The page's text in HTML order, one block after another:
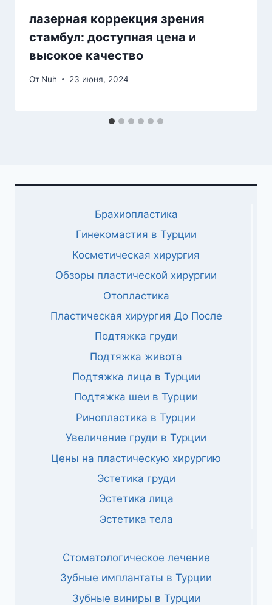
лазерная коррекция зрения
стамбул: доступная цена и
высокое качество
От Nuh 23 июня, 2024
Брахиопластика
Гинекомастия в Турции
Косметическая хирургия
Обзоры пластической хирургии
Отопластика
Пластическая хирургия До После
Подтяжка груди
Подтяжка живота
Подтяжка лица в Турции
Подтяжка шеи в Турции
Ринопластика в Турции
Увеличение груди в Турции
Цены на пластическую хирургию
Эстетика груди
Эстетика лица
Эстетика тела
Стоматологическое лечение
Зубные имплантаты в Турции
Зубные виниры в Турции